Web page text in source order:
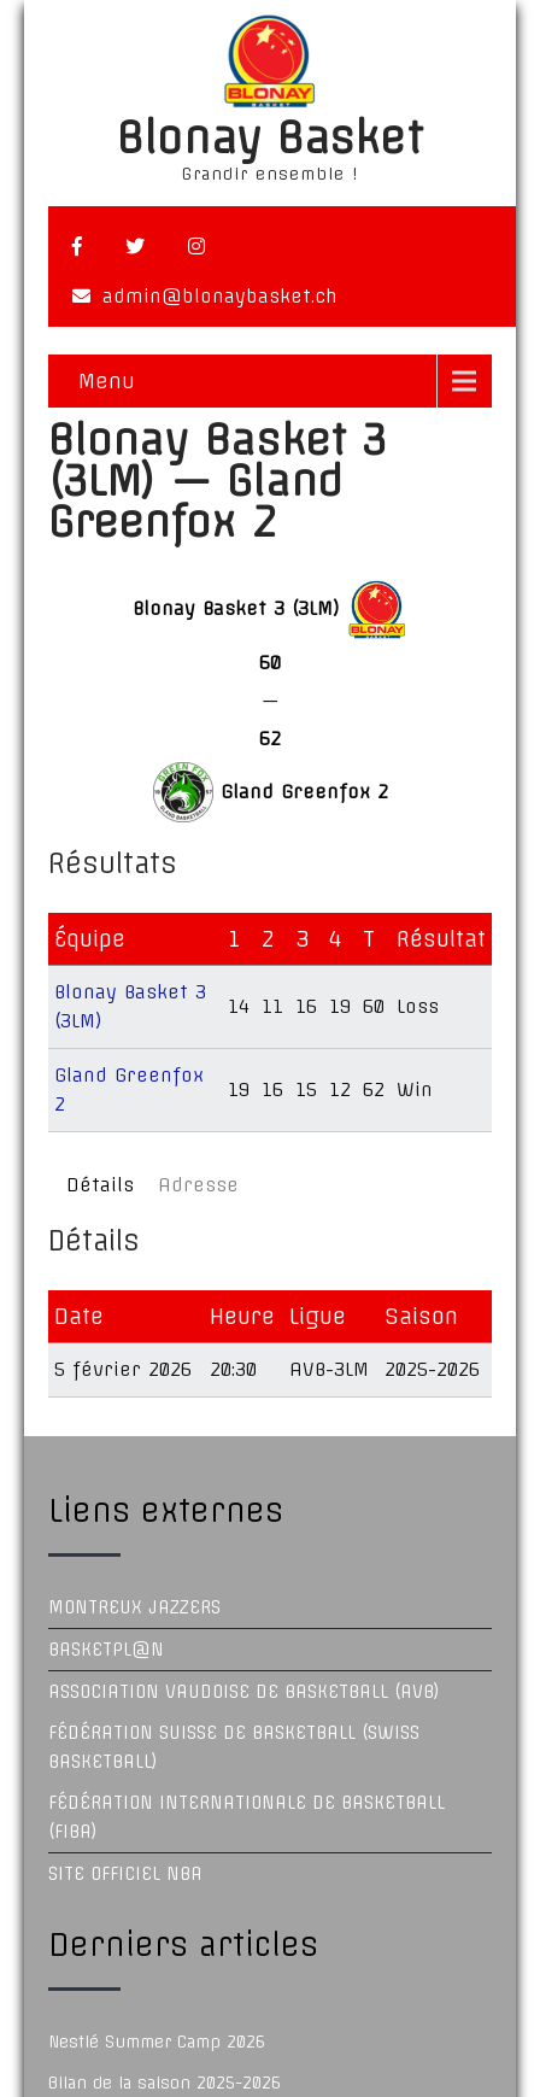
Blonay Basket
Grandir ensemble !
admin@blonaybasket.ch
Menu
Blonay Basket 3
(3LM) — Gland
Greenfox 2
Blonay Basket 3 (3LM)
60
—
62
Gland Greenfox 2
Résultats
Équipe 1 2 3 4 T Résultat
Blonay Basket 3
(3LM)
14 11 16 19 60 Loss
Gland Greenfox
2
19 16 15 12 62 Win
Détails Adresse
Détails
Date Heure Ligue Saison
5 février 2026 20:30 AVB-3LM 2025-2026
Liens externes
MONTREUX JAZZERS
BASKETPL@N
ASSOCIATION VAUDOISE DE BASKETBALL (AVB)
FÉDÉRATION SUISSE DE BASKETBALL (SWISS
BASKETBALL)
FÉDÉRATION INTERNATIONALE DE BASKETBALL
(FIBA)
SITE OFFICIEL NBA
Derniers articles
Nestlé Summer Camp 2026
Bilan de la saison 2025-2026